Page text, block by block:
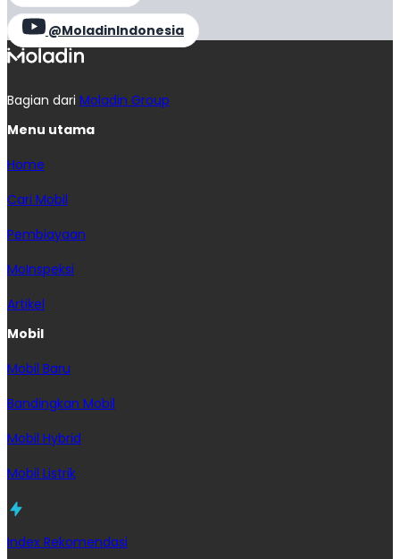
@MoladinIndonesia
Bagian dari Moladin Group
Menu utama
Home
Cari Mobil
Pembiayaan
MoInspeksi
Artikel
Mobil
Mobil Baru
Bandingkan Mobil
Mobil Hybrid
Mobil Listrik
Index Rekomendasi